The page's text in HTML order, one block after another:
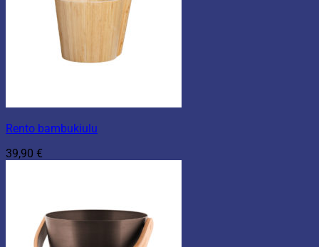
Rento bambukiulu
39,90 €